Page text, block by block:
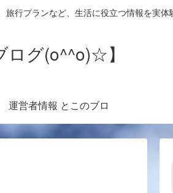
行プランなど、生活に役立つ情報を実体
ログ(o^^o)☆】
運営者情報 とこのブロ
グについて